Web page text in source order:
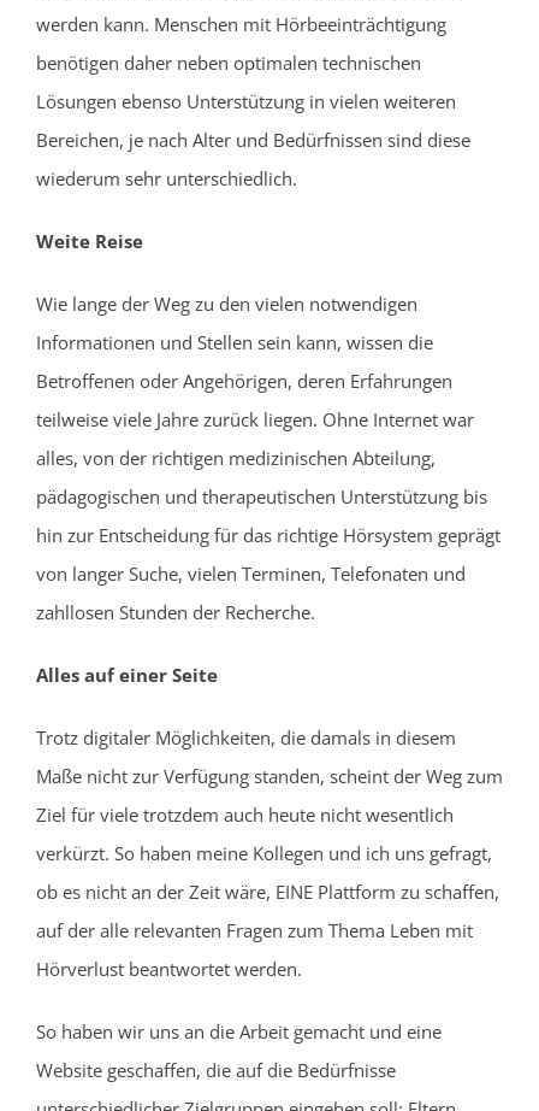
werden kann. Menschen mit Hörbeeinträchtigung
benötigen daher neben optimalen technischen
Lösungen ebenso Unterstützung in vielen weiteren
Bereichen, je nach Alter und Bedürfnissen sind diese
wiederum sehr unterschiedlich.
Weite Reise
Wie lange der Weg zu den vielen notwendigen
Informationen und Stellen sein kann, wissen die
Betroffenen oder Angehörigen, deren Erfahrungen
teilweise viele Jahre zurück liegen. Ohne Internet war
alles, von der richtigen medizinischen Abteilung,
pädagogischen und therapeutischen Unterstützung bis
hin zur Entscheidung für das richtige Hörsystem geprägt
von langer Suche, vielen Terminen, Telefonaten und
zahllosen Stunden der Recherche.
Alles auf einer Seite
Trotz digitaler Möglichkeiten, die damals in diesem
Maße nicht zur Verfügung standen, scheint der Weg zum
Ziel für viele trotzdem auch heute nicht wesentlich
verkürzt. So haben meine Kollegen und ich uns gefragt,
ob es nicht an der Zeit wäre, EINE Plattform zu schaffen,
auf der alle relevanten Fragen zum Thema Leben mit
Hörverlust beantwortet werden.
So haben wir uns an die Arbeit gemacht und eine
Website geschaffen, die auf die Bedürfnisse